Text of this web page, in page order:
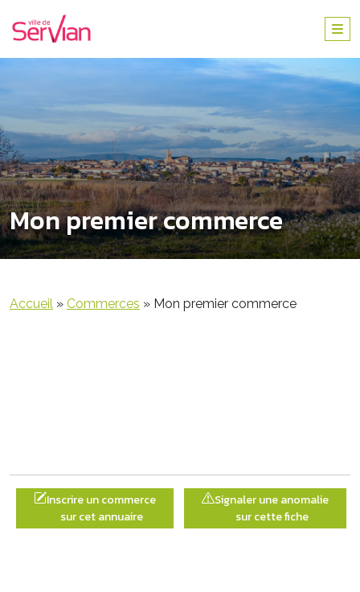
Mon premier commerce
Accueil » Commerces » Mon premier commerce
Inscrire un commerce
sur cet annuaire
Signaler une anomalie
sur cette fiche